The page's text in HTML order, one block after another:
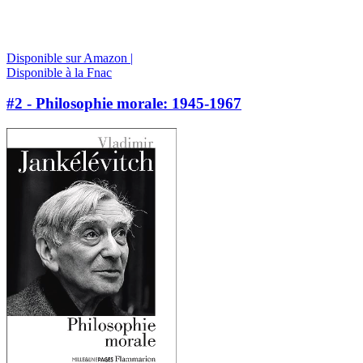
Disponible sur Amazon |
Disponible à la Fnac
#2 - Philosophie morale: 1945-1967